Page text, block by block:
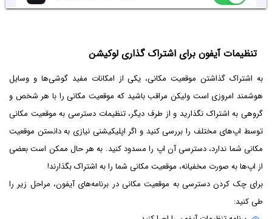
تنظیمات آیفون برای اشتراک گذاری لوکیشن
به اشتراک گذاشتن موقعیت مکانی، یکی از امکانات مفید گوشی‌ها و وسایل
هوشمند امروزی است ولیکن مراقب باشید که موقعیت مکانی را با هر شخص و
گروهی به اشتراک نگذارید و از طرف دیگر، تنظیمات دسترسی به موقعیت مکانی
توسط اپ‌های مختلف را بررسی کنید و اگر اپلیکیشنی نیازی به دانستن موقعیت
مکانی شما ندارد، دسترسی آن اپ را مسدود کنید. به هر حال ممکن است بعضی
از اپ‌ها به صورت مخفیانه، موقعیت مکانی شما را به اشتراک بگذارند!
برای چک کردن دسترسی به موقعیت مکانی در برنامه‌های آیفون، مراحل زیر را
طی کنید: